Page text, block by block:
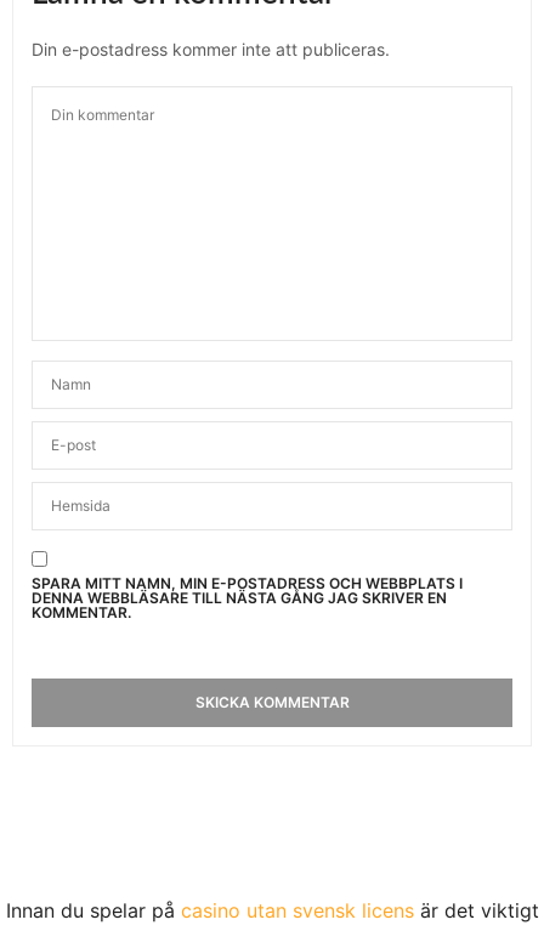
Din e-postadress kommer inte att publiceras.
SPARA MITT NAMN, MIN E-POSTADRESS OCH WEBBPLATS I
DENNA WEBBLÄSARE TILL NÄSTA GÅNG JAG SKRIVER EN
KOMMENTAR.
Innan du spelar på casino utan svensk licensär det viktigt